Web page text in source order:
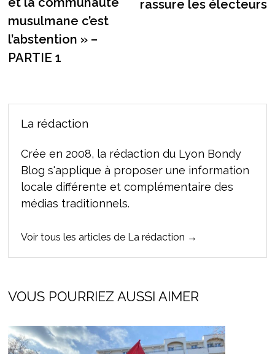
musulmane c’est
l’abstention » –
PARTIE 1
rassure les électeurs
La rédaction
Crée en 2008, la rédaction du Lyon Bondy
Blog s'applique à proposer une information
locale différente et complémentaire des
médias traditionnels.
Voir tous les articles de La rédaction →
VOUS POURRIEZ AUSSI AIMER